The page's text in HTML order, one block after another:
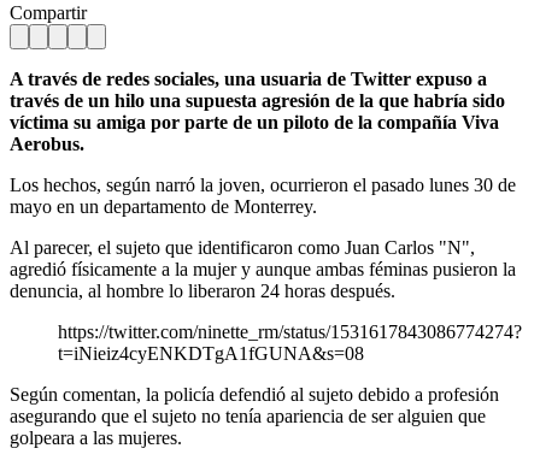
Compartir
A través de redes sociales, una usuaria de Twitter expuso a
través de un hilo una supuesta agresión de la que habría sido
víctima su amiga por parte de un piloto de la compañía Viva
Aerobus.
Los hechos, según narró la joven, ocurrieron el pasado lunes 30 de
mayo en un departamento de Monterrey.
Al parecer, el sujeto que identificaron como Juan Carlos "N",
agredió físicamente a la mujer y aunque ambas féminas pusieron la
denuncia, al hombre lo liberaron 24 horas después.
https://twitter.com/ninette_rm/status/1531617843086774274?
t=iNieiz4cyENKDTgA1fGUNA&s=08
Según comentan, la policía defendió al sujeto debido a profesión
asegurando que el sujeto no tenía apariencia de ser alguien que
golpeara a las mujeres.